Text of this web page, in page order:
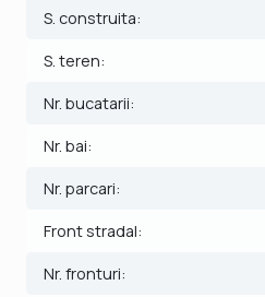
- Podele: parchet, gresie.
Finisajele interioare, se pot
stabilit de proprietar.
si 2 locuri de parcare si alei
Pretul este de 168.990€ -
cumparator.
credit bancar.
S. construita:
S. teren:
Nr. bucatarii:
Nr. bai:
Nr. parcari:
Front stradal:
Nr. fronturi: